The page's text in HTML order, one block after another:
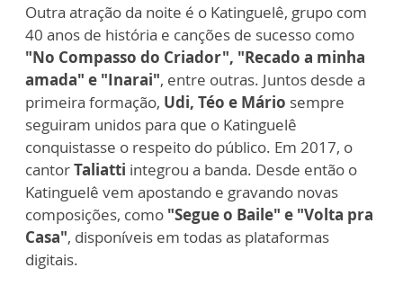
Outra atração da noite é o Katinguelê, grupo com
40 anos de história e canções de sucesso como
"No Compasso do Criador", "Recado a minha
amada" e "Inarai", entre outras. Juntos desde a
primeira formação, Udi, Téo e Mário sempre
seguiram unidos para que o Katinguelê
conquistasse o respeito do público. Em 2017, o
cantorTaliatti integrou a banda. Desde então o
Katinguelê vem apostando e gravando novas
composições, como "Segue o Baile" e "Volta pra
Casa", disponíveis em todas as plataformas
digitais.